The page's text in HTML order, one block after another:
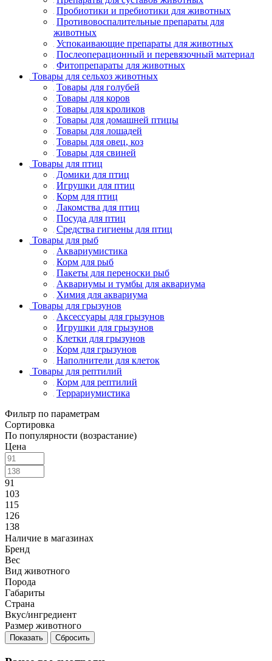
Пробиотики и пребиотики для животных
Противовоспалительные препараты для
животных
Успокаивающие препараты для животных
Послеоперационный и перевязочный материал
Фитопрепараты для животных
Товары для сельхоз животных
Товары для голубей
Товары для коров
Товары для кроликов
Товары для домашней птицы
Товары для лошадей
Товары для овец, коз
Товары для свиней
Товары для птиц
Домики для птиц
Игрушки для птиц
Корм для птиц
Лакомства для птиц
Посуда для птиц
Средства гигиены для птиц
Товары для рыб
Аквариумистика
Корм для рыб
Пакеты для переноски рыб
Аквариумы и тумбы для аквариума
Химия для аквариума
Товары для грызунов
Аксессуары для грызунов
Игрушки для грызунов
Клетки для грызунов
Корм для грызунов
Наполнители для клеток
Товары для рептилий
Корм для рептилий
Террариумистика
Фильтр по параметрам
Сортировка
По популярности (возрастание)
Цена
91
103
115
126
138
Наличие в магазинах
Бренд
Вес
Вид животного
Порода
Габариты
Страна
Вкус/ингредиент
Размер животного
Сбросить